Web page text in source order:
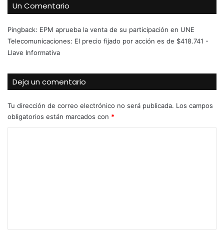
Un Comentario
Pingback: EPM aprueba la venta de su participación en UNE
Telecomunicaciones: El precio fijado por acción es de $418.741 -
Llave Informativa
Deja un comentario
Tu dirección de correo electrónico no será publicada. Los campos
obligatorios están marcados con *